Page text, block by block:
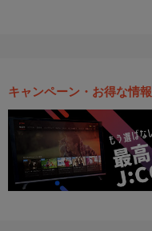
キャンペーン・お得な情報